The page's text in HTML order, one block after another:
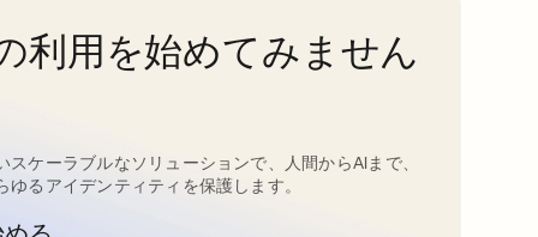
利用を始めてみません
スケーラブルなソリューションで、人間からAIまで、
ゆるアイデンティティを保護します。